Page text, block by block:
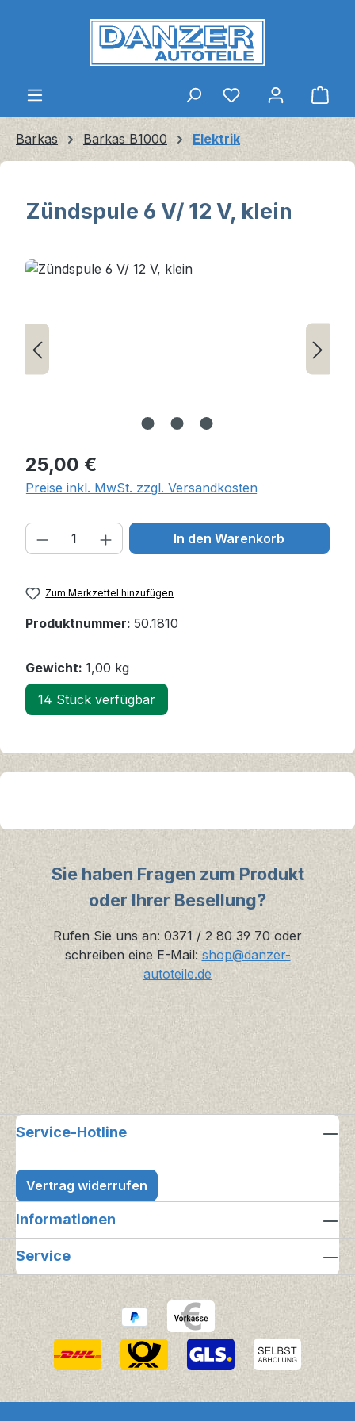
Zum Hauptinhalt springen
Barkas Barkas B1000 Elektrik
Zündspule 6 V/ 12 V, klein
Bildergalerie überspringen
Regulärer Preis:
25,00 €
Preise inkl. MwSt. zzgl. Versandkosten
Produkt Anzahl: Gib den
In den Warenkorb
Zum Merkzettel hinzufügen
Produktnummer: 50.1810
Gewicht: 1,00 kg
14 Stück verfügbar
Sie haben Fragen zum Produkt
oder Ihrer Besellung?
Rufen Sie uns an: 0371 / 2 80 39 70 oder
schreiben eine E-Mail:shop@danzer-
autoteile.de
Service-Hotline
Vertrag widerrufen
Informationen
Service